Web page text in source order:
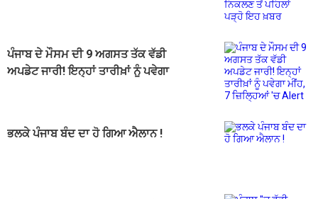
ਪੰਜਾਬ ਦੇ ਮੌਸਮ ਦੀ 9 ਅਗਸਤ ਤੱਕ ਵੱਡੀ
ਅਪਡੇਟ ਜਾਰੀ! ਇਨ੍ਹਾਂ ਤਾਰੀਖ਼ਾਂ ਨੂੰ ਪਵੇਗਾ
ਭਲਕੇ ਪੰਜਾਬ ਬੰਦ ਦਾ ਹੋ ਗਿਆ ਐਲਾਨ !